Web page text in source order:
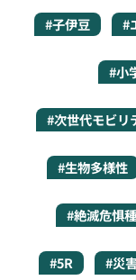
#子伊豆 #
#小
#次世代モビリ
#生物多様性
#絶滅危惧種
#5R #災